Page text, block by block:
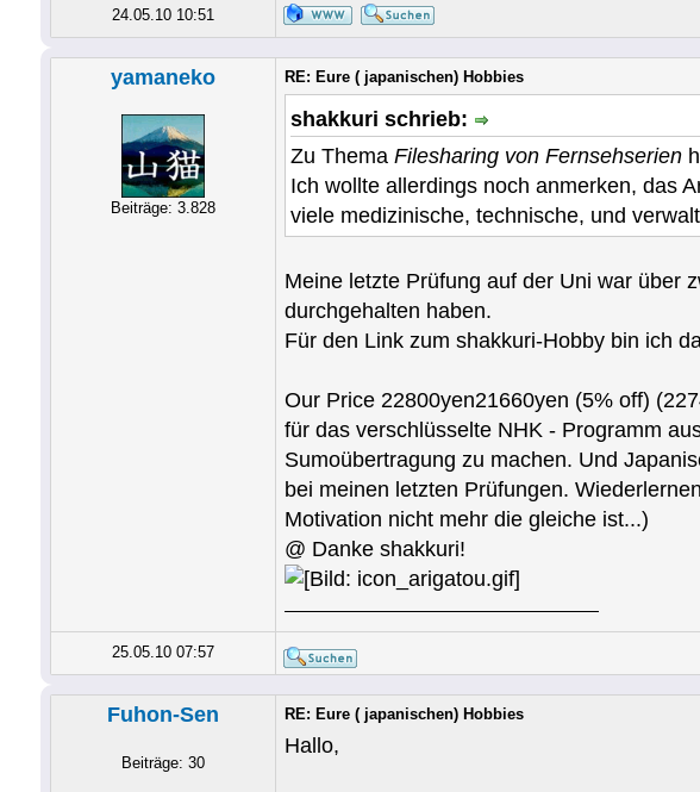
24.05.10 10:51
yamaneko
Beiträge: 3.828
RE: Eure ( japanischen) Hobbies
shakkuri schrieb:
Zu Thema Filesharing von Fernsehserien
Ich wollte allerdings noch anmerken, das
viele medizinische, technische, und
Meine letzte Prüfung auf der Uni war über
durchgehalten haben.
Für den Link zum shakkuri-Hobby bin ich
Our Price 22800yen21660yen (5% off)
für das verschlüsselte NHK - Programm
Sumoübertragung zu machen. Und
bei meinen letzten Prüfungen.
Motivation nicht mehr die gleiche ist...)
@ Danke shakkuri!
25.05.10 07:57
Fuhon-Sen
Beiträge: 30
RE: Eure ( japanischen) Hobbies
Hallo,